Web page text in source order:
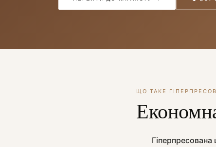
ЩО ТАКЕ
Гіперпресована